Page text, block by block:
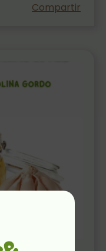
Compartir